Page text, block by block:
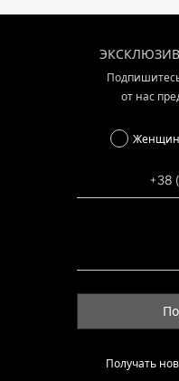
от нас
Получать